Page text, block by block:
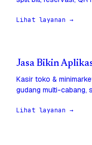
Lihat layanan →
Jasa Bikin
Kasir toko &
gudang multi-cabang,
Lihat layanan →